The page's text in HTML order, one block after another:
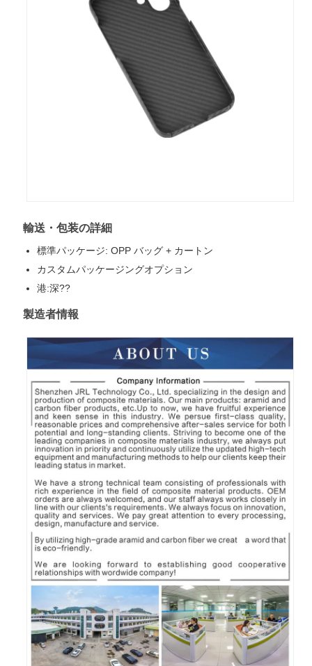
輸送・包装の詳細
標準パッケージ: OPP バッグ + カートン
カスタムパッケージングオプション
港:深??
製造者情報